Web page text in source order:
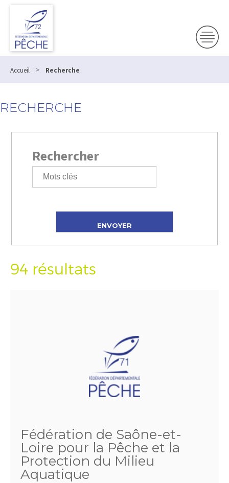
Accueil > Recherche
RECHERCHE
Rechercher
94 résultats
Fédération de Saône-et-
Loire pour la Pêche et la
Protection du Milieu
Aquatique